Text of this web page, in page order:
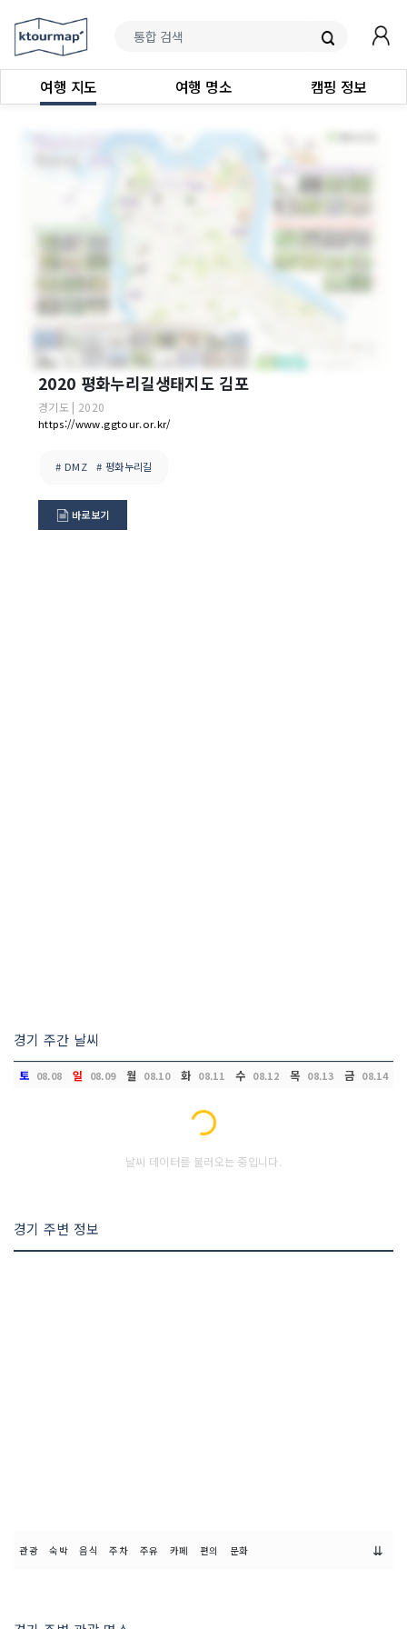
여행 지도 여행 명소 캠핑 정보
2020 평화누리길생태지도 김포
경기도 | 2020
https://www.ggtour.or.kr/
# DMZ # 평화누리길
바로보기
경기 주간 날씨
토 08.08 일 08.09 월 08.10 화 08.11 수 08.12 목 08.13 금 08.14
Loading...
날씨 데이터를 불러오는 중입니다.
경기 주변 정보
관광 숙박 음식 주차 주유 카페 편의 문화 ⇊